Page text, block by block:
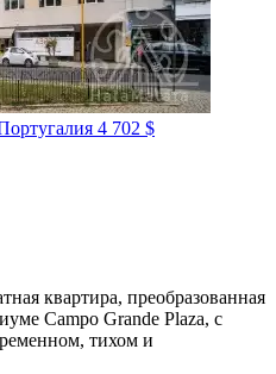
4 702 $
квартира, преобразованная
Campo Grande Plaza, с
тихом и